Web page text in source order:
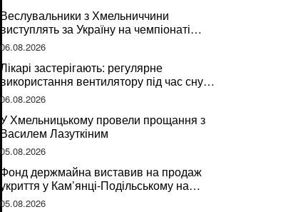
Веслувальники з Хмельниччини
виступлять за Україну на чемпіонаті
світу
06.08.2026
Лікарі застерігають: регулярне
використання вентилятору під час сну
може негативно вплинути на ваше
здоров’я
06.08.2026
У Хмельницькому провели прощання з
Василем Лазуткіним
05.08.2026
Фонд держмайна виставив на продаж
укриття у Кам’янці-Подільському на
Хмельниччині
05.08.2026